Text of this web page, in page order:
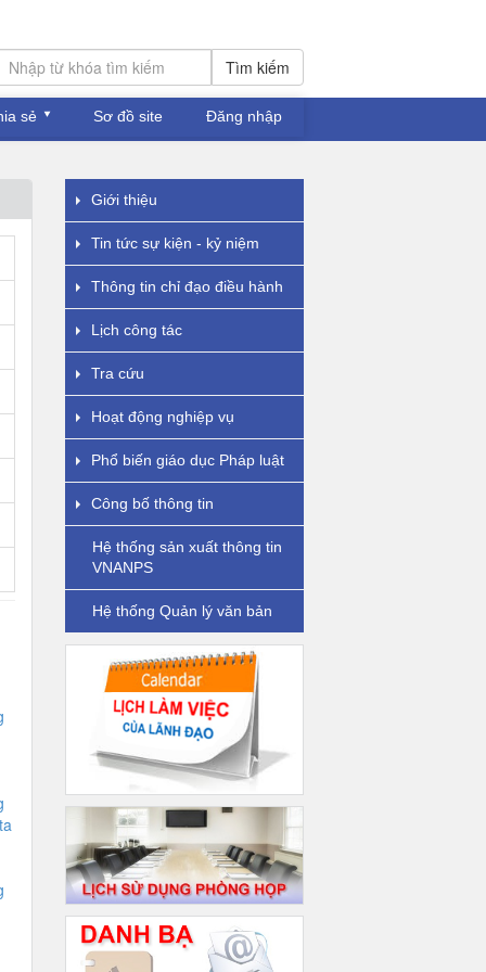
Tìm kiếm
sẻ Sơ đồ site Đăng nhập
Giới thiệu
Tin tức sự kiện - kỷ niệm
Thông tin chỉ đạo điều hành
Lịch công tác
Tra cứu
Hoạt động nghiệp vụ
Phổ biến giáo dục Pháp luật
Công bố thông tin
Hệ thống sản xuất thông tin
VNANPS
Hệ thống Quản lý văn bản